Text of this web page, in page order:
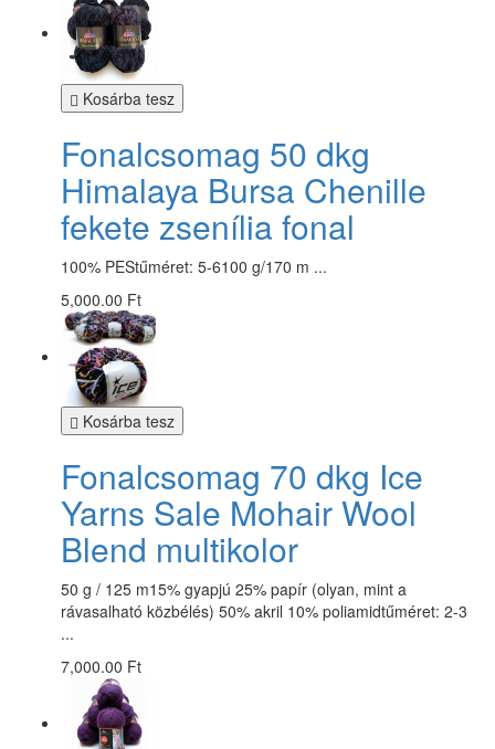
Kosárba tesz
Fonalcsomag 50 dkg
Himalaya Bursa Chenille
fekete zsenília fonal
100% PEStűméret: 5-6100 g/170 m ...
5,000.00 Ft
Kosárba tesz
Fonalcsomag 70 dkg Ice
Yarns Sale Mohair Wool
Blend multikolor
50 g / 125 m15% gyapjú 25% papír (olyan, mint a
rávasalható közbélés) 50% akril 10% poliamidtűméret: 2-3
...
7,000.00 Ft